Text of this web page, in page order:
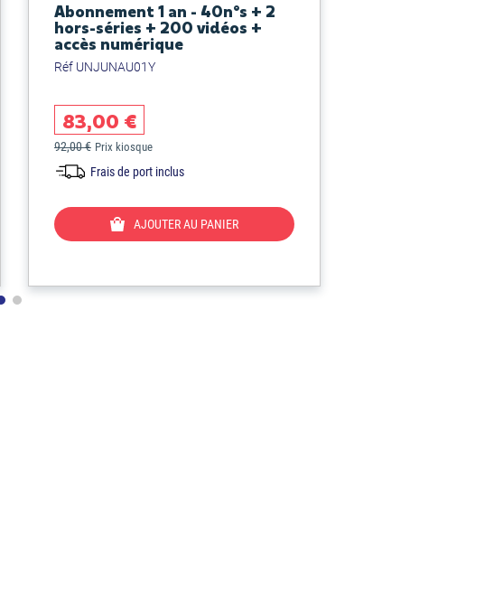
Abonnement 1 an - 40n°s + 2
hors-séries + 200 vidéos +
accès numérique
Réf UNJUNAU01Y
83,00 €
92,00 € Prix kiosque
Frais de port inclus
AJOUTER AU PANIER